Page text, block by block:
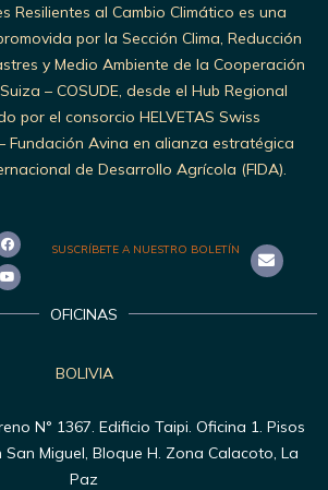
Resilientes al Cambio Climático es una
por la Sección Clima, Reducción
y Medio Ambiente de la Cooperación
– COSUDE, desde el Hub Regional
por el consorcio HELVETAS Swiss
Fundación Avina en alianza estratégica
de Desarrollo Agrícola (FIDA).
SUSCRÍBETE A NUESTRO BOLETÍN
OFICINAS
BOLIVIA
N° 1367. Edificio Taipi. Oficina 1. Pisos
Miguel, Bloque H. Zona Calacoto, La
Paz